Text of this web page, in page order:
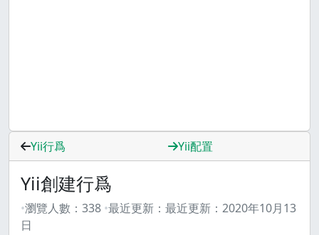
Yii行爲 Yii配置
Yii創建行爲
瀏覽人數： 338 最近更新： 最近更新： 2020年10月13
日